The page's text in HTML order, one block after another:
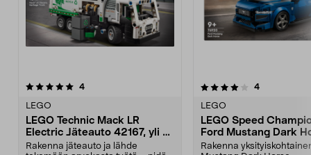
4arvostelut
LEGO
LEGO Technic Mack LR
Electric Jäteauto 42167, yli 8-
vuotiaille
Rakenna jäteauto ja lähde
4.0 viidestä
4arvostelut
LEGO
LEGO Speed
Ford Mustang Dark
76920, 9+
Rakenna
4.5 viidestä